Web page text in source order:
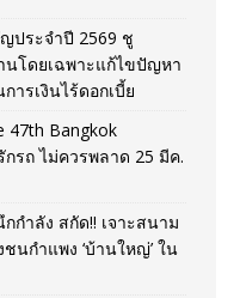
ประจำปี 2569 ชู
โดยเฉพาะแก้ไขปัญหา
รเงินไร้ดอกเบี้ย
47th Bangkok
รถ ไม่ควรพลาด 25 มีค.
ำลัง สกัด!! เจาะสนาม
นกำแพง ‘บ้านใหญ่’ ใน